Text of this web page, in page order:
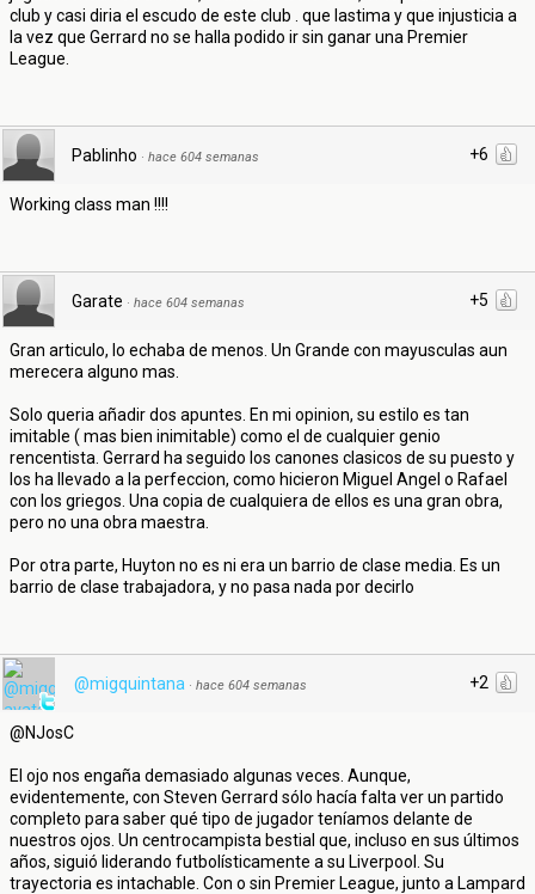
club y casi diria el escudo de este club . que lastima y que injusticia a
la vez que Gerrard no se halla podido ir sin ganar una Premier
League.
+6
Pablinho · hace 604 semanas
Working class man !!!!
+5
Garate · hace 604 semanas
Gran articulo, lo echaba de menos. Un Grande con mayusculas aun
merecera alguno mas.
Solo queria añadir dos apuntes. En mi opinion, su estilo es tan
imitable ( mas bien inimitable) como el de cualquier genio
rencentista. Gerrard ha seguido los canones clasicos de su puesto y
los ha llevado a la perfeccion, como hicieron Miguel Angel o Rafael
con los griegos. Una copia de cualquiera de ellos es una gran obra,
pero no una obra maestra.
Por otra parte, Huyton no es ni era un barrio de clase media. Es un
barrio de clase trabajadora, y no pasa nada por decirlo
+2
@migquintana · hace 604 semanas
@NJosC
El ojo nos engaña demasiado algunas veces. Aunque,
evidentemente, con Steven Gerrard sólo hacía falta ver un partido
completo para saber qué tipo de jugador teníamos delante de
nuestros ojos. Un centrocampista bestial que, incluso en sus últimos
años, siguió liderando futbolísticamente a su Liverpool. Su
trayectoria es intachable. Con o sin Premier League, junto a Lampard